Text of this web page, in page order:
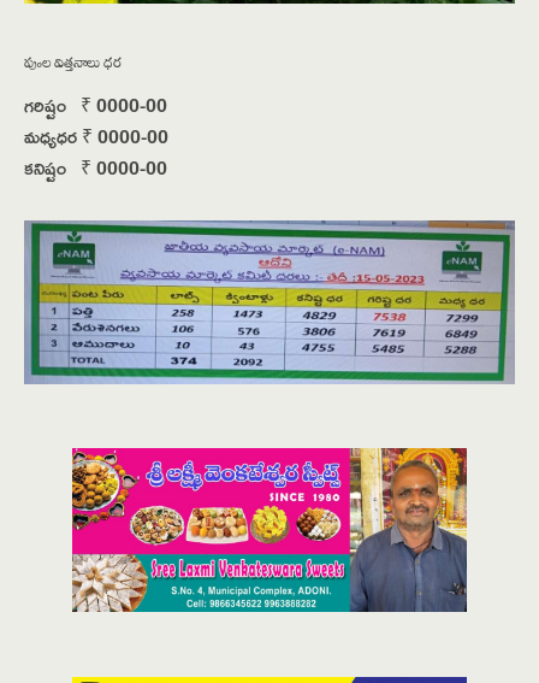
పూల విత్తనాలు ధర
గరిష్టం ₹ 0000-00
మధ్యధర ₹ 0000-00
కనిష్టం ₹ 0000-00